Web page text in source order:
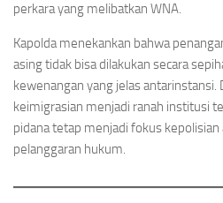
perkara yang melibatkan WNA.
Kapolda menekankan bahwa
asing tidak bisa dilakukan secara
kewenangan yang jelas antarinstansi.
keimigrasian menjadi ranah institusi
pidana tetap menjadi fokus
pelanggaran hukum.